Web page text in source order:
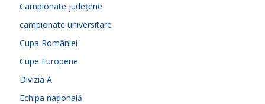
Campionate județene
campionate universitare
Cupa României
Cupe Europene
Divizia A
Echipa națională